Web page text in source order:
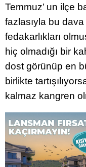
Temmuz’ un ilçe
fazlasıyla bu
fedakarlıkları
hiç olmadığı bir
dost görünüp en
birlikte
kalmaz kangren